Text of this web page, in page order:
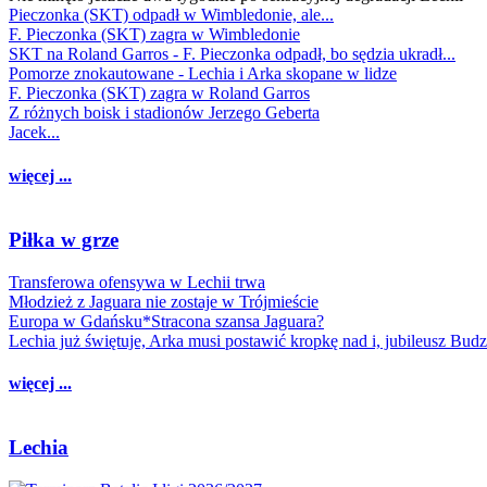
Pieczonka (SKT) odpadł w Wimbledonie, ale...
F. Pieczonka (SKT) zagra w Wimbledonie
SKT na Roland Garros - F. Pieczonka odpadł, bo sędzia ukradł...
Pomorze znokautowane - Lechia i Arka skopane w lidze
F. Pieczonka (SKT) zagra w Roland Garros
Z różnych boisk i stadionów Jerzego Geberta
Jacek...
więcej ...
Piłka w grze
Transferowa ofensywa w Lechii trwa
Młodzież z Jaguara nie zostaje w Trójmieście
Europa w Gdańsku*Stracona szansa Jaguara?
Lechia już świętuje, Arka musi postawić kropkę nad i, jubileusz
więcej ...
Lechia